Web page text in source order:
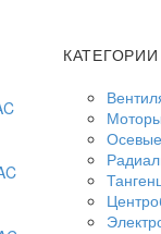
КАТЕГОРИИ